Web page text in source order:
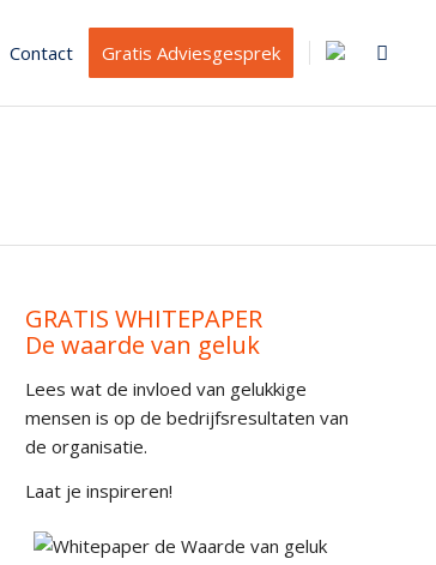
Contact Gratis Adviesgesprek
GRATIS WHITEPAPER
De waarde van geluk
Lees wat de invloed van gelukkige
mensen is op de bedrijfsresultaten van
de organisatie.
Laat je inspireren!